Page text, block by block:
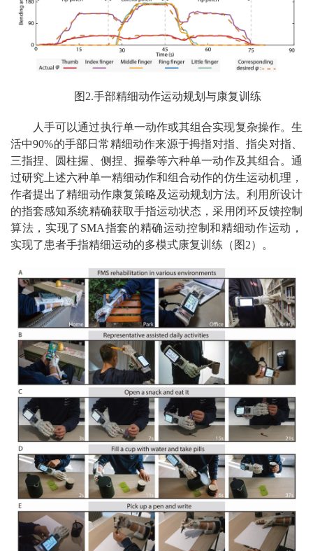
图2.手部精细动作运动规划与康复训练
人手可以通过执行单一动作或其组合实现复杂操作。生
活中90%的手部日常精细动作来源于拇指对指、指尖对指、
三指捏、圆柱握、侧捏、握拳等六种单一动作及其组合。通
过研究上述六种单一精细动作和组合动作的仿生运动机理，
作者提出了精细动作康复策略及运动规划方法。利用所设计
的指套感知系统精确获取手指运动状态，采用闭环反馈控制
算法，实现了SMA指套的精确运动控制和精细动作运动，
实现了患者手指精细运动的多模式康复训练（图2）。